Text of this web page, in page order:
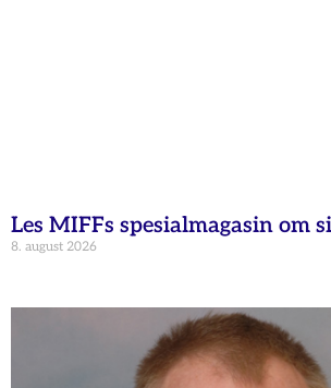
Les MIFFs spesialmagasin om
8. august 2026